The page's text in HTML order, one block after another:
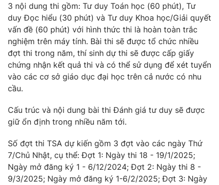
3 nội dung thi gồm: Tư duy Toán học (60 phút), Tư
duy Đọc hiểu (30 phút) và Tư duy Khoa học/Giải quyết
vấn đề (60 phút) với hình thức thi là hoàn toàn trắc
nghiệm trên máy tính. Bài thi sẽ được tổ chức nhiều
đợt thi trong năm, thí sinh dự thi sẽ được cấp giấy
chứng nhận kết quả thi và có thể sử dụng để xét tuyển
vào các cơ sở giáo dục đại học trên cả nước có nhu
cầu.
Cấu trúc và nội dung bài thi Đánh giá tư duy sẽ được
giữ ổn định trong nhiều năm tới.
Số đợt thi TSA dự kiến gồm 3 đợt vào các ngày Thứ
7/Chủ Nhật, cụ thể: Đợt 1: Ngày thi 18 - 19/1/2025;
Ngày mở đăng ký 1 - 6/12/2024; Đợt 2: Ngày thi 8 -
9/3/2025; Ngày mở đăng ký 1-6/2/2025; Đợt 3: Ngày